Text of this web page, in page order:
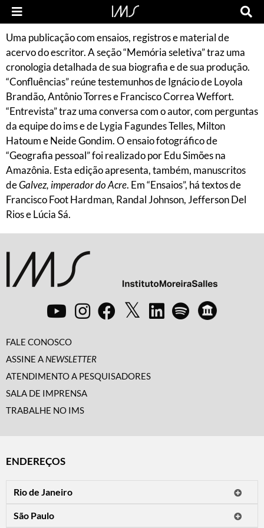
Uma publicação com ensaios, registros e material de
acervo do escritor. A seção “Memória seletiva” traz uma
cronologia detalhada de sua biografia e de sua produção.
“Confluências” reúne testemunhos de Ignácio de Loyola
Brandão, Antônio Torres e Francisco Correa Weffort.
“Entrevista” traz uma conversa com o autor, com perguntas
da equipe do ims e de Lygia Fagundes Telles, Milton
Hatoum e Neide Gondim. O ensaio fotográfico de
“Geografia pessoal” foi realizado por Edu Simões na
Amazônia. Esta edição apresenta, também, manuscritos
deGalvez, imperador do Acre. Em “Ensaios”, há textos de
Francisco Foot Hardman, Randal Johnson, Jefferson Del
Rios e Lúcia Sá.
FALE CONOSCO
ASSINE A NEWSLETTER
ATENDIMENTO A PESQUISADORES
SALA DE IMPRENSA
TRABALHE NO IMS
ENDEREÇOS
Rio de Janeiro
Horário de visitação: a programação do IMS no Rio de Janeiro será
São Paulo